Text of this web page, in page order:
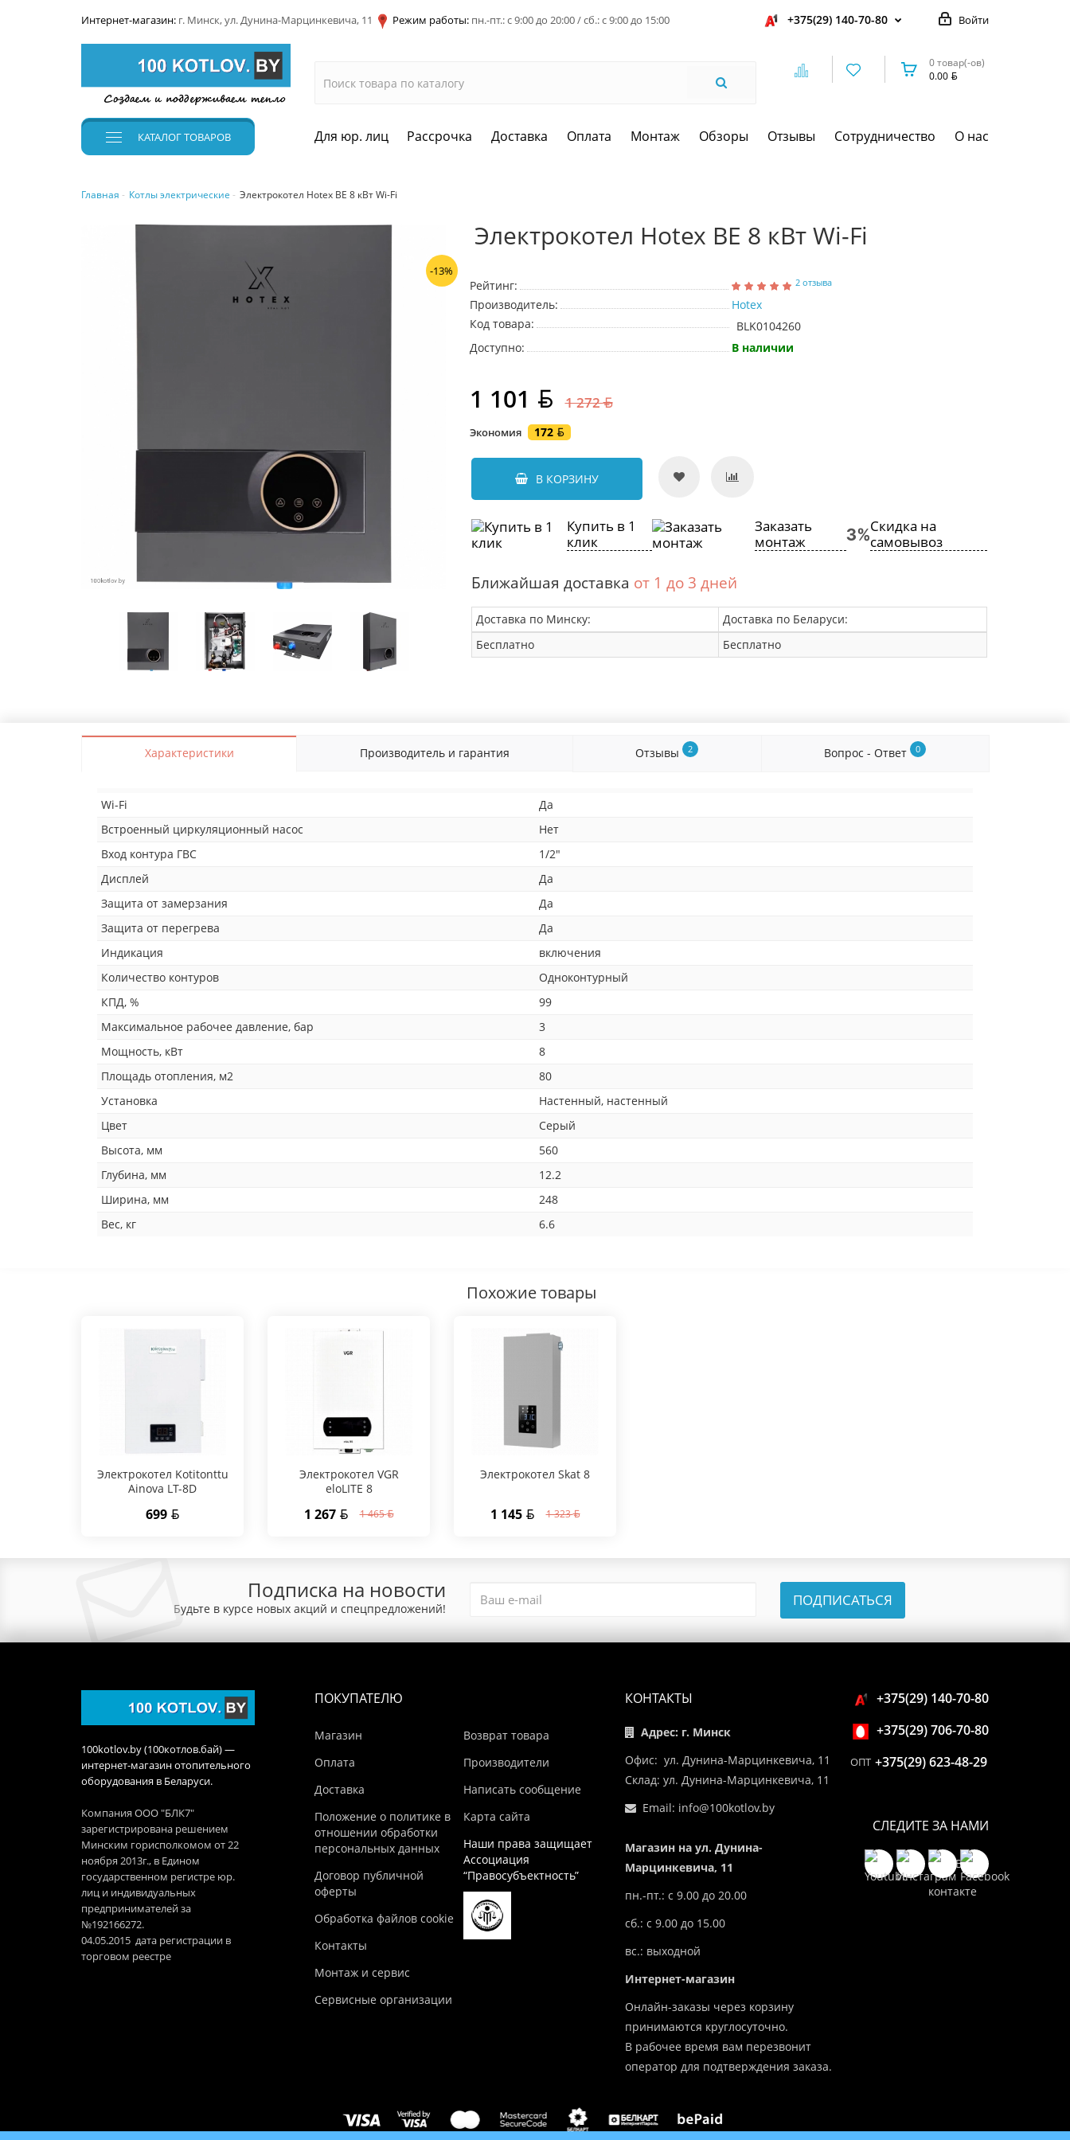
Интернет-магазин: г. Минск, ул. Дунина-Марцинкевича, 11 Режим работы: пн.-пт.: с 9:00 до 20:00 / сб.: с 9:00 до 15:00 Войти
+375(29) 140-70-80
0 товар(-ов)
0.00
КАТАЛОГТОВАРОВ Для юр. лиц Рассрочка Доставка Оплата Монтаж Обзоры Отзывы Сотрудничество О нас
Главная Котлы электрические Электрокотел Hotex BE 8 кВт Wi-Fi
-13%
Электрокотел Hotex BE 8 кВт Wi-Fi
Рейтинг: 2 отзыва
Производитель:
Hotex
Код товара:
BLK0104260
Доступно:
В наличии
1 101 1 272
Экономия 172
В КОРЗИНУ
Купить в 1
клик
Заказать
монтаж
Скидка на
самовывоз
Ближайшая доставка от 1 до 3 дней
Доставка по Минску:
Доставка по Беларуси:
Бесплатно
Бесплатно
Характеристики Производитель и гарантия Отзывы 2 Вопрос - Ответ 0
Wi-Fi
Да
Встроенный циркуляционный насос
Нет
Вход контура ГВС
1/2"
Дисплей
Да
Защита от замерзания
Да
Защита от перегрева
Да
Индикация
включения
Количество контуров
Одноконтурный
КПД, %
99
Максимальное рабочее давление, бар
3
Мощность, кВт
8
Площадь отопления, м2
80
Установка
Настенный, настенный
Цвет
Серый
Высота, мм
560
Глубина, мм
12.2
Ширина, мм
248
Вес, кг
6.6
Похожие товары
Электрокотел Kotitonttu
Ainova LT-8D
699
Электрокотел VGR
eloLITE 8
1 267 1 465
Электрокотел Skat 8
1 145 1 323
Подписка на новости
Будьте в курсе новых акций и спецпредложений! ПОДПИСАТЬСЯ
100kotlov.by (100котлов.бай) —
интернет-магазин отопительного
оборудования в Беларуси.
Компания ООО "БЛК7"
зарегистрирована решением
Минским горисполкомом от 22
ноября 2013г., в Едином
государственном регистре юр.
лиц и индивидуальных
предпринимателей за
№192166272.
04.05.2015 дата регистрации в
торговом реестре
ПОКУПАТЕЛЮ
Магазин
Оплата
Доставка
Положение о политике в
отношении обработки
персональных данных
Договор публичной
оферты
Обработка файлов cookie
Контакты
Монтаж и сервис
Сервисные организации
Возврат товара
Производители
Написать сообщение
Карта сайта
Наши права защищает
Ассоциация
“Правосубъектность”
КОНТАКТЫ
Адрес: г. Минск
Офис: ул. Дунина-Марцинкевича, 11
Склад: ул. Дунина-Марцинкевича, 11
Email: info@100kotlov.by
Магазин на ул. Дунина-
Марцинкевича, 11
пн.-пт.: с 9.00 до 20.00
сб.: с 9.00 до 15.00
вс.: выходной
Интернет-магазин
Онлайн-заказы через корзину
принимаются круглосуточно.
В рабочее время вам перезвонит
оператор для подтверждения заказа.
+375(29) 140-70-80
+375(29) 706-70-80
ОПТ +375(29) 623-48-29
СЛЕДИТЕ ЗА НАМИ